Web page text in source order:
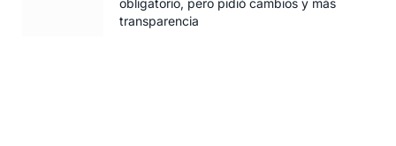
obligatorio, pero pidió cambios y más
transparencia